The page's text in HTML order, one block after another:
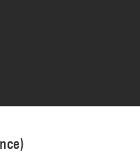
CCI/Jean-Claude Planchet/Dist.